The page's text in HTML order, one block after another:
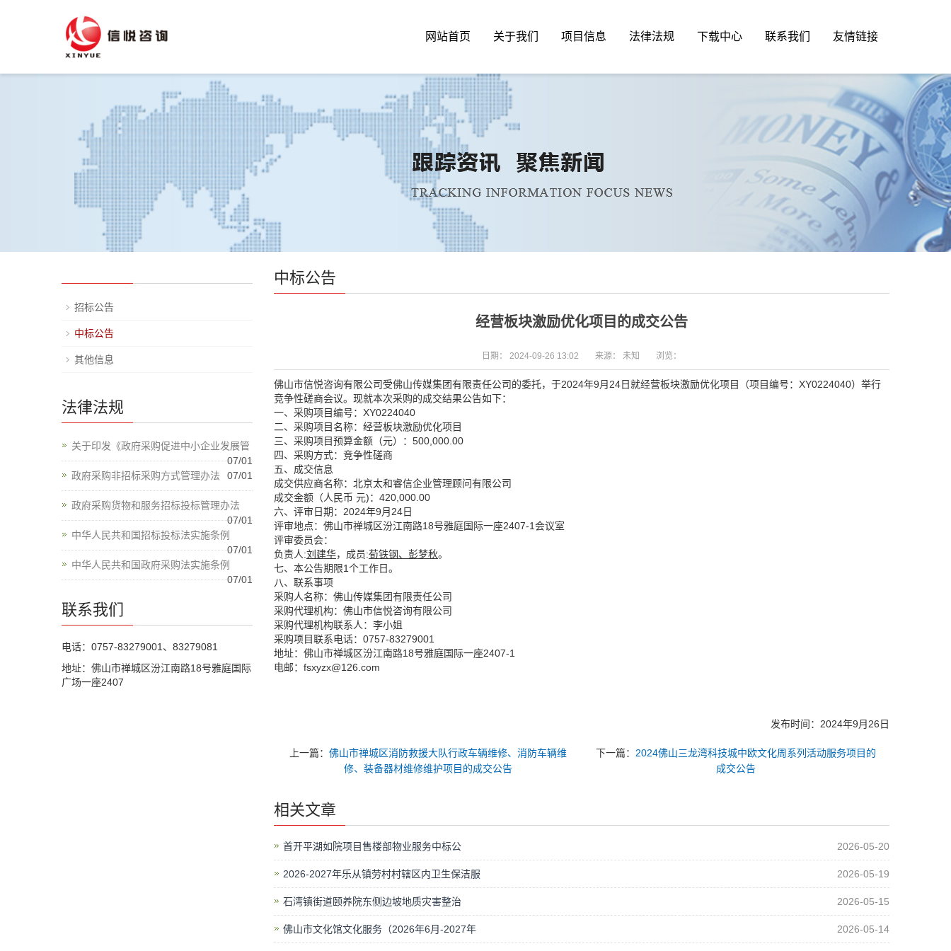
网站首页 关于我们 项目信息 法律法规 下载中心 联系我们 友情链接
中标公告
经营板块激励优化项目的成交公告
日期： 2024-09-26 13:02 来源： 未知 浏览：
佛山市信悦咨询有限公司受佛山传媒集团有限责任公司的委托，于2024年9月24日就经营板块激励优化项目（项目编号：XY0224040）举行
竞争性磋商会议。现就本次采购的成交结果公告如下：
一、采购项目编号：XY0224040
二、采购项目名称：经营板块激励优化项目
三、采购项目预算金额（元）：500,000.00
四、采购方式：竞争性磋商
五、成交信息
成交供应商名称：北京太和睿信企业管理顾问有限公司
成交金额（人民币 元)：420,000.00
六、评审日期：2024年9月24日
评审地点：佛山市禅城区汾江南路18号雅庭国际一座2407-1会议室
评审委员会：
负责人:刘建华，成员:荀铁钢、 彭梦秋。
七、本公告期限1个工作日。
八、联系事项
采购人名称：佛山传媒集团有限责任公司
采购代理机构：佛山市信悦咨询有限公司
采购代理机构联系人：李小姐
采购项目联系电话：0757-83279001
地址：佛山市禅城区汾江南路18号雅庭国际一座2407-1
电邮：fsxyzx@126.com
发布时间：2024年9月26日
上一篇： 佛山市禅城区消防救援大队行政车辆维修、消防车辆维
修、装备器材维修维护项目的成交公告
下一篇： 2024佛山三龙湾科技城中欧文化周系列活动服务项目的
成交公告
相关文章
首开平湖如院项目售楼部物业服务中标公 2026-05-20
2026-2027年乐从镇劳村村辖区内卫生保洁服 2026-05-19
石湾镇街道颐养院东侧边坡地质灾害整治 2026-05-15
佛山市文化馆文化服务（2026年6月-2027年 2026-05-14
招标公告
中标公告
其他信息
法律法规
关于印发《政府采购促进中小企业发展管
07/01
政府采购非招标采购方式管理办法
07/01
政府采购货物和服务招标投标管理办法
07/01
中华人民共和国招标投标法实施条例
07/01
中华人民共和国政府采购法实施条例
07/01
联系我们
电话：0757-83279001、83279081
地址：佛山市禅城区汾江南路18号雅庭国际
广场一座2407